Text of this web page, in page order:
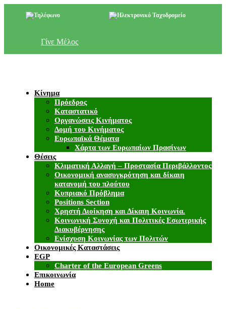
Γίνε Μέλος
Κίνημα
Πρόεδρος
Καταστατικό
Οργανώσεις Κινήματος
Δομή του Κινήματος
Ευρωπαϊκά Θέματα
Χάρτα των Ευρωπαίων Πρασίνων
Θέσεις
Κλιματική Αλλαγή – Προστασία Περιβάλλοντος
Οικονομική ανασυγκρότηση και δίκαιη
κατανομή του πλούτου
Κυπριακό Πρόβλημα
Positions Section
Χρηστή Διοίκηση και Δίκαιη Κοινωνία.
Κοινωνική Συνοχή και Πολιτικές Εσωτερικής
Διακυβέρνησης
Ενίσχυση Κοινωνίας των Πολιτών
Οικονομικές Καταστάσεις
EGP
Charter of the European Greens
Επικοινωνία
Home